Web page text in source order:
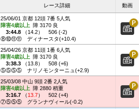
レース詳細 動画
25/06/01 京都 12頭 7番 5人気
障害4歳以上 障 3170 良
3:44.8 （14.2）
506 (-2)
⑧⑩⑪⑪
ディナースタ(+10.4)
25/04/26 京都 11頭 1番 6人気
障害4歳以上 障 3170 良
3:38.3 （13.8）
508 (+6)
⑤⑤⑤⑤
ナリノモンターニュ(+2.9)
25/03/08 中山 9頭 2番 2人気
障害4歳以上 障 2880 稍重
3:16.7 （13.7）
502 (+4)
⑦⑤⑤⑤
グランナヴィール(-0.2)